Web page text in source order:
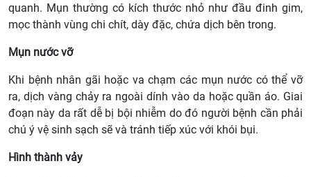
quanh. Mụn thường có kích thước nhỏ như đầu đinh gim,
mọc thành vùng chi chít, dày đặc, chứa dịch bên trong.
Mụn nước vỡ
Khi bệnh nhân gãi hoặc va chạm các mụn nước có thể vỡ
ra, dịch vàng chảy ra ngoài dính vào da hoặc quần áo. Giai
đoạn này da rất dễ bị bội nhiễm do đó người bệnh cần phải
chú ý vệ sinh sạch sẽ và tránh tiếp xúc với khói bụi.
Hình thành vảy